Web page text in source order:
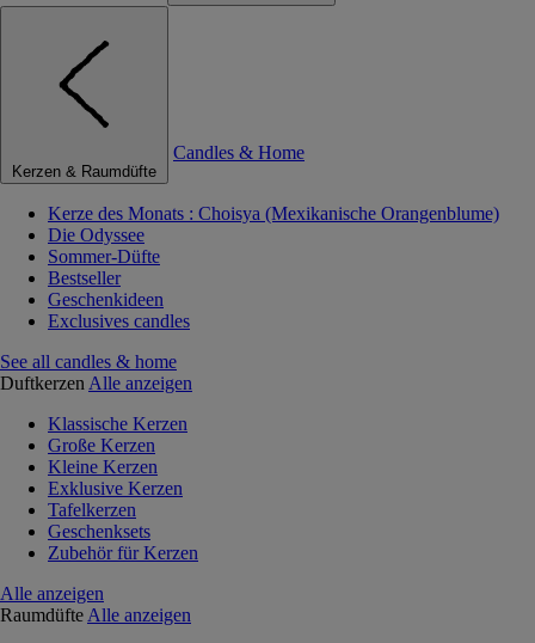
Kerzen & Raumdüfte
Candles & Home
Kerze des Monats : Choisya (Mexikanische Orangenblume)
Die Odyssee
Sommer-Düfte
Bestseller
Geschenkideen
Exclusives candles
See all candles & home
Duftkerzen Alle anzeigen
Klassische Kerzen
Große Kerzen
Kleine Kerzen
Exklusive Kerzen
Tafelkerzen
Geschenksets
Zubehör für Kerzen
Alle anzeigen
Raumdüfte Alle anzeigen